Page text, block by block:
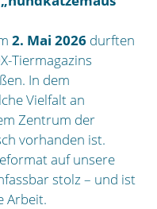
2. Mai 2026 durften
Tiermagazins
In dem
Vielfalt an
Zentrum der
vorhanden ist.
auf unsere
stolz – und ist
Arbeit.